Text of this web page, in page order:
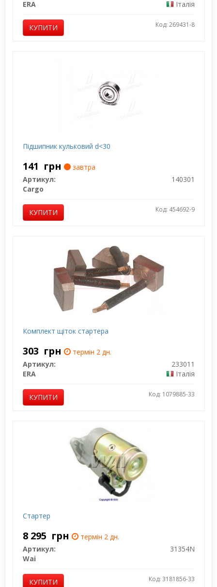
ERA Італія
КУПИТИ Код: 269431-8
Підшипник кульковий d<30
141 грн
завтра
Артикул:
140301
Cargo
КУПИТИ Код: 454692-9
Комплект щіток стартера
303 грн
термін 2 дн.
Артикул:
233011
ERA
Італія
КУПИТИ Код: 1079885-33
Стартер
8 295 грн
термін 2 дн.
Артикул:
31354N
Wai
КУПИТИ Код: 3181856-33